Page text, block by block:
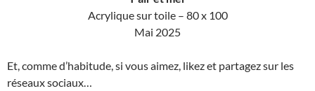
Acrylique sur toile – 80 x 100
Mai 2025
Et, comme d’habitude, si vous aimez, likez et partagez sur les
réseaux sociaux…